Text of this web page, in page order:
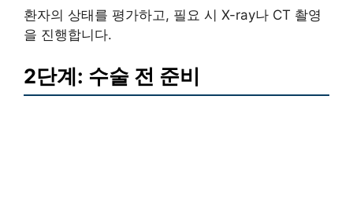
환자의 상태를 평가하고, 필요 시 X-ray나 CT 촬영
을 진행합니다.
2단계: 수술 전 준비